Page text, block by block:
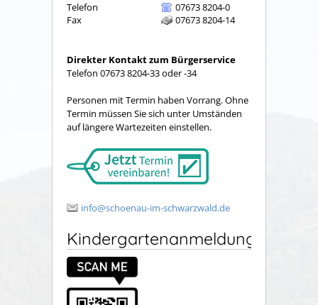
Telefon
07673 8204-0
Fax
07673 8204-14
Direkter Kontakt zum Bürgerservice
Telefon 07673 8204-33 oder -34
Personen mit Termin haben Vorrang. Ohne
Termin müssen Sie sich unter Umständen
auf längere Wartezeiten einstellen.
info@schoenau-im-schwarzwald.de
Kindergartenanmeldung